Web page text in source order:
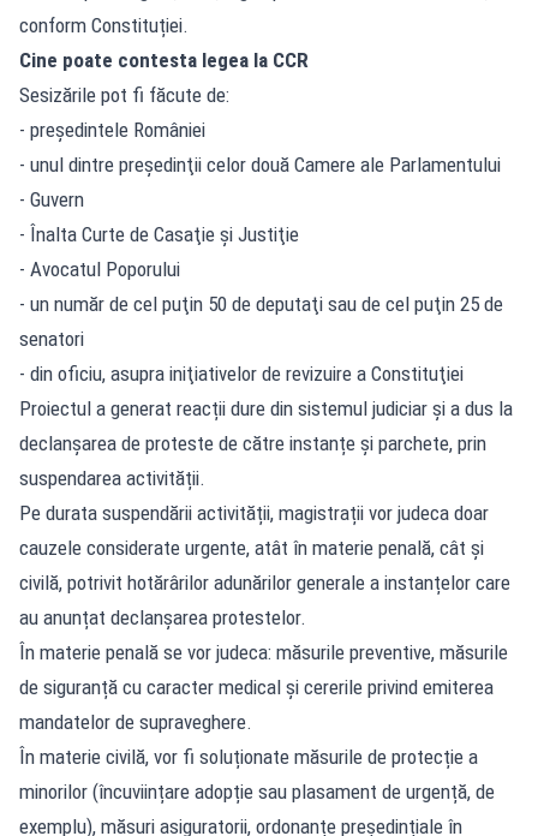
conform Constituției.
Cine poate contesta legea la CCR
Sesizările pot fi făcute de:
- preşedintele României
- unul dintre preşedinţii celor două Camere ale Parlamentului
- Guvern
- Înalta Curte de Casaţie şi Justiţie
- Avocatul Poporului
- un număr de cel puţin 50 de deputaţi sau de cel puţin 25 de
senatori
- din oficiu, asupra iniţiativelor de revizuire a Constituţiei
Proiectul a generat reacții dure din sistemul judiciar și a dus la
declanșarea de proteste de către instanțe și parchete, prin
suspendarea activității.
Pe durata suspendării activității, magistrații vor judeca doar
cauzele considerate urgente, atât în materie penală, cât și
civilă, potrivit hotărârilor adunărilor generale a instanțelor care
au anunțat declanșarea protestelor.
În materie penală se vor judeca: măsurile preventive, măsurile
de siguranță cu caracter medical și cererile privind emiterea
mandatelor de supraveghere.
În materie civilă, vor fi soluționate măsurile de protecție a
minorilor (încuviințare adopție sau plasament de urgență, de
exemplu), măsuri asiguratorii, ordonanțe președințiale în